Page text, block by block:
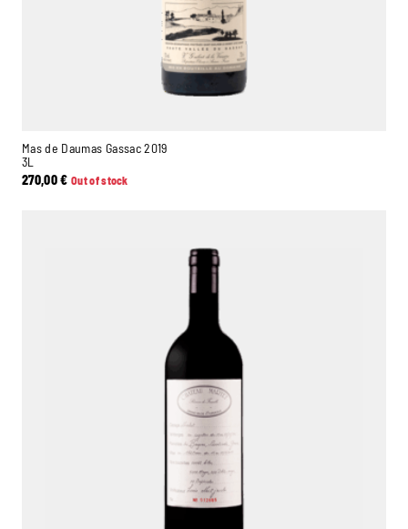
Mas de Daumas Gassac 2019
3L
270,00€ Out of stock